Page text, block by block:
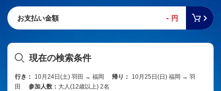
お支払い金額 - 円
現在の検索条件
行き： 10月24日(土) 羽田 → 福岡 帰り：
10月25日(日) 福岡 → 羽
田
参加人数： 大人(12歳以上) 2名